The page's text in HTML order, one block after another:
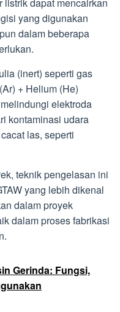
yang digunakan
dalam beberapa
(inert) seperti gas
+ Helium (He)
elektroda
kontaminasi udara
las, seperti
teknik pengelasan ini
yang lebih dikenal
dalam proyek
dalam proses fabrikasi
Gerinda: Fungsi,